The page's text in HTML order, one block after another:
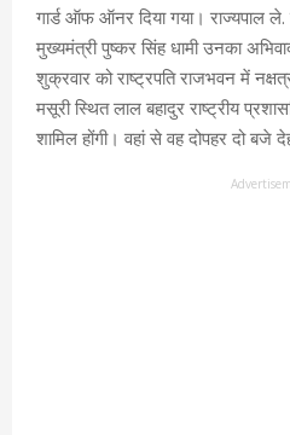
गार्ड ऑफ ऑनर दिया गया। राज्यपाल
मुख्यमंत्री पुष्कर सिंह धामी उनका
शुक्रवार को राष्ट्रपति राजभवन में
मसूरी स्थित लाल बहादुर राष्ट्रीय
शामिल होंगी। वहां से वह दोपहर दो बजे